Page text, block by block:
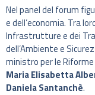
Nel panel del forum
e dell’economia. Tra
Infrastrutture e dei
dell’Ambiente e
ministro per le
Maria Elisabetta
Daniela Santanchè.